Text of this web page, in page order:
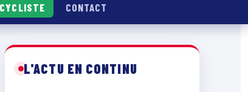
CONTACT
L'ACTU EN CONTINU